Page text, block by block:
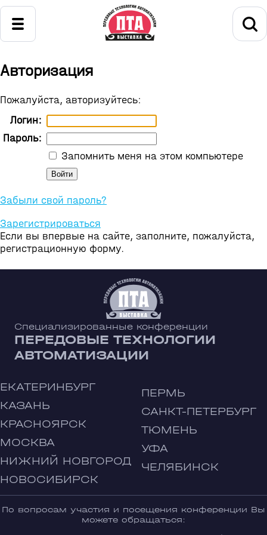
Авторизация
Пожалуйста, авторизуйтесь:
Логин:
Пароль:
Запомнить меня на этом компьютере
Забыли свой пароль?
Зарегистрироваться
Если вы впервые на сайте, заполните, пожалуйста,
регистрационную форму.
Специализированные конференции
ПЕРЕДОВЫЕ ТЕХНОЛОГИИ
АВТОМАТИЗАЦИИ
ЕКАТЕРИНБУРГ
КАЗАНЬ
КРАСНОЯРСК
МОСКВА
НИЖНИЙ НОВГОРОД
НОВОСИБИРСК
ПЕРМЬ
САНКТ-ПЕТЕРБУРГ
ТЮМЕНЬ
УФА
ЧЕЛЯБИНСК
По вопросам участия и посещения конференции Вы
можете обращаться: